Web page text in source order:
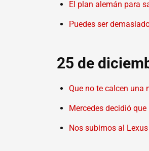
El plan alemán para
Puedes ser
25 de
Que no te calcen una
Mercedes decidió
Nos subimos al